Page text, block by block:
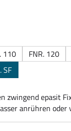
110 FNR. 120
FNR. SF
zwingend epasit
anrühren oder